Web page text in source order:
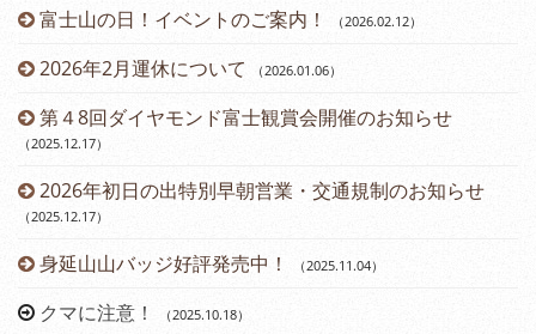
富士山の日！イベントのご案内！ （2026.02.12）
2026年2月運休について （2026.01.06）
第４8回ダイヤモンド富士観賞会開催のお知らせ
（2025.12.17）
2026年初日の出特別早朝営業・交通規制のお知らせ
（2025.12.17）
身延山山バッジ好評発売中！ （2025.11.04）
クマに注意！ （2025.10.18）